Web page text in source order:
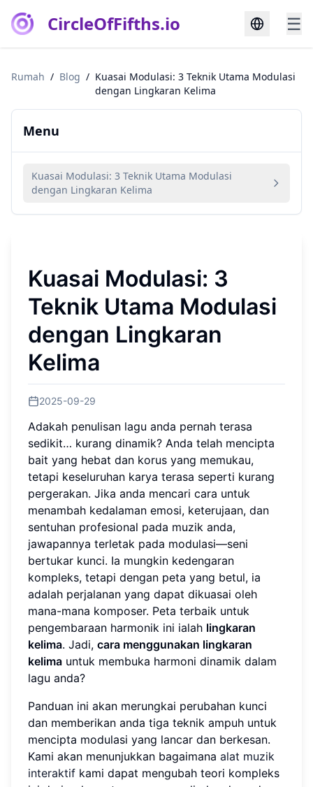
CircleOfFifths.io ☰
Rumah / Blog / Kuasai Modulasi: 3 Teknik Utama Modulasi
dengan Lingkaran Kelima
Menu
Kuasai Modulasi: 3 Teknik Utama Modulasi
dengan Lingkaran Kelima
Kuasai Modulasi: 3
Teknik Utama Modulasi
dengan Lingkaran
Kelima
2025-09-29
Adakah penulisan lagu anda pernah terasa
sedikit… kurang dinamik? Anda telah mencipta
bait yang hebat dan korus yang memukau,
tetapi keseluruhan karya terasa seperti kurang
pergerakan. Jika anda mencari cara untuk
menambah kedalaman emosi, keterujaan, dan
sentuhan profesional pada muzik anda,
jawapannya terletak pada modulasi—seni
bertukar kunci. Ia mungkin kedengaran
kompleks, tetapi dengan peta yang betul, ia
adalah perjalanan yang dapat dikuasai oleh
mana-mana komposer. Peta terbaik untuk
pengembaraan harmonik ini ialah lingkaran
kelima. Jadi, cara menggunakan lingkaran
kelima untuk membuka harmoni dinamik dalam
lagu anda?
Panduan ini akan merungkai perubahan kunci
dan memberikan anda tiga teknik ampuh untuk
mencipta modulasi yang lancar dan berkesan.
Kami akan menunjukkan bagaimana alat muzik
interaktif kami dapat mengubah teori kompleks